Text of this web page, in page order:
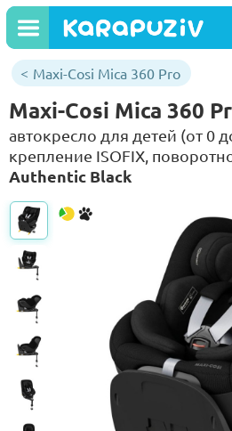
Maxi-Cosi Mica 360 Pro
Maxi-Cosi Mica 360
автокресло для детей (от 0
крепление ISOFIX,
Authentic Black